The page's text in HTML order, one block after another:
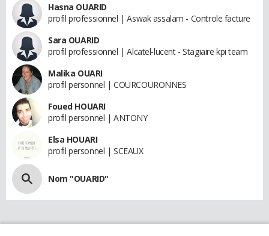
Hasna OUARID
profil professionnel | Aswak assalam - Controle facture
Sara OUARID
profil professionnel | Alcatel-lucent - Stagiaire kpi team
Malika OUARI
profil personnel | COURCOURONNES
Foued HOUARI
profil personnel | ANTONY
Elsa HOUARI
profil personnel | SCEAUX
Nom "OUARID"